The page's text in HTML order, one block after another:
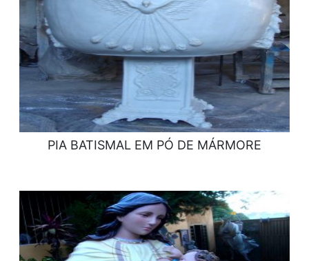
PIA BATISMAL EM PÓ DE MÁRMORE